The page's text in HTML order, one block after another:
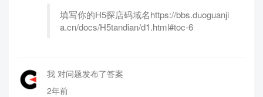
填写你的H5探店码域名https://bbs.duoguanji
a.cn/docs/H5tandian/d1.html#toc-6
我 对问题发布了答案
2年前